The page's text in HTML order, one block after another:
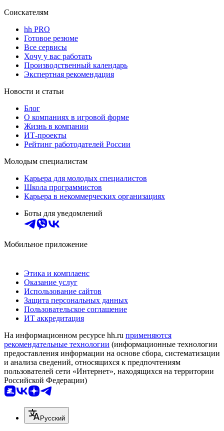
Соискателям
hh PRO
Готовое резюме
Все сервисы
Хочу у вас работать
Производственный календарь
Экспертная рекомендация
Новости и статьи
Блог
О компаниях в игровой форме
Жизнь в компании
ИТ-проекты
Рейтинг работодателей России
Молодым специалистам
Карьера для молодых специалистов
Школа программистов
Карьера в некоммерческих организациях
Боты для уведомлений
Мобильное приложение
Этика и комплаенс
Оказание услуг
Использование сайтов
Защита персональных данных
Пользовательское соглашение
ИТ аккредитация
На информационном ресурсе hh.ru применяются
рекомендательные технологии (информационные технологии
предоставления информации на основе сбора, систематизации
и анализа сведений, относящихся к предпочтениям
пользователей сети «Интернет», находящихся на территории
Российской Федерации)
Русский